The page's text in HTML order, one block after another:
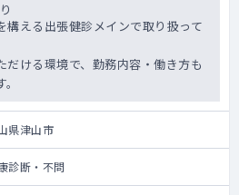
構える出張健診メインで取り扱って
だける環境で、勤務内容・働き方も
県津山市
診断・不問